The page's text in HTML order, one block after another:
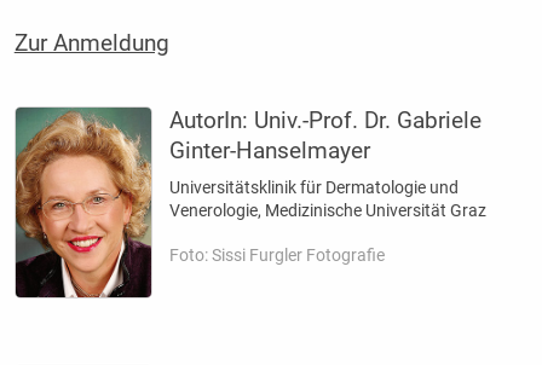
Zur Anmeldung
AutorIn: Univ.-Prof. Dr. Gabriele
Ginter-Hanselmayer
Universitätsklinik für Dermatologie und
Venerologie, Medizinische Universität Graz
Foto: Sissi Furgler Fotografie